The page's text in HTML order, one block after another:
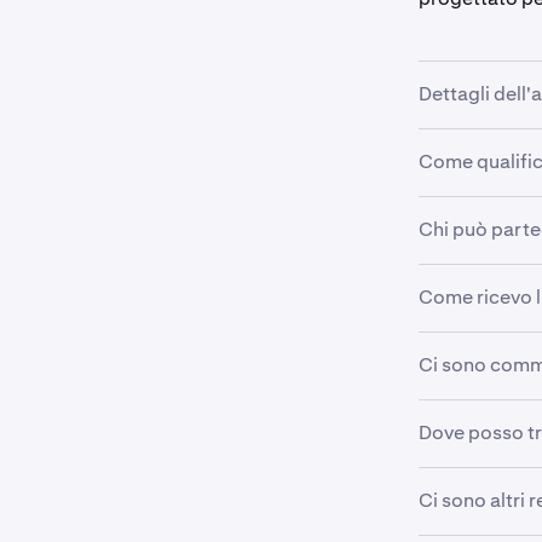
Dettagli
• Importo
• Periodo
• Data
Nota: Le
Come
• Sii un
• Scambia
• Detieni
Chi può
• Clienti
Come ricevo
I token
Ci sono
Non ci sono
potrebbero
Dove posso
Visita
sui prossimi
Ci sono altri